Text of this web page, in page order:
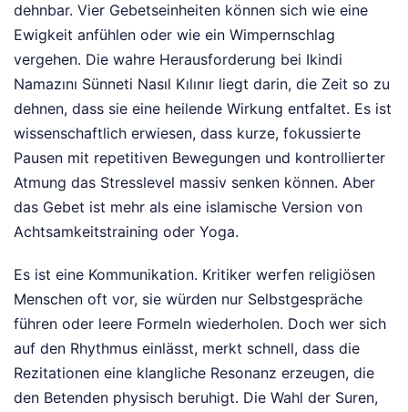
dehnbar. Vier Gebetseinheiten können sich wie eine
Ewigkeit anfühlen oder wie ein Wimpernschlag
vergehen. Die wahre Herausforderung bei Ikindi
Namazını Sünneti Nasıl Kılınır liegt darin, die Zeit so zu
dehnen, dass sie eine heilende Wirkung entfaltet. Es ist
wissenschaftlich erwiesen, dass kurze, fokussierte
Pausen mit repetitiven Bewegungen und kontrollierter
Atmung das Stresslevel massiv senken können. Aber
das Gebet ist mehr als eine islamische Version von
Achtsamkeitstraining oder Yoga.
Es ist eine Kommunikation. Kritiker werfen religiösen
Menschen oft vor, sie würden nur Selbstgespräche
führen oder leere Formeln wiederholen. Doch wer sich
auf den Rhythmus einlässt, merkt schnell, dass die
Rezitationen eine klangliche Resonanz erzeugen, die
den Betenden physisch beruhigt. Die Wahl der Suren,